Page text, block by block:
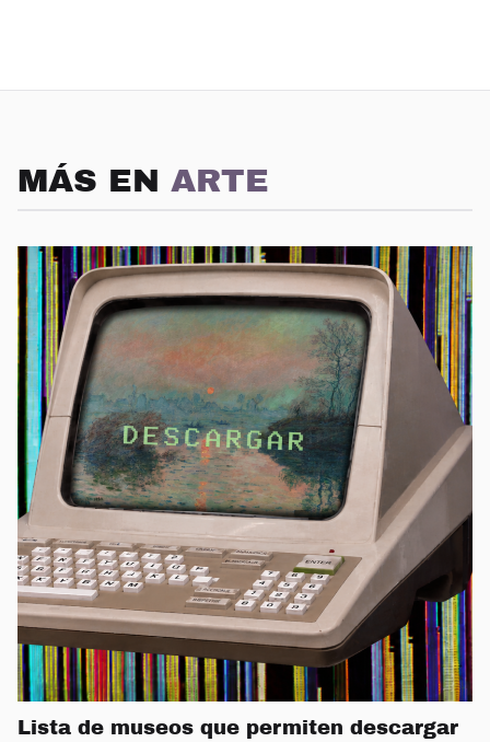
MÁS EN ARTE
Lista de museos que permiten descargar